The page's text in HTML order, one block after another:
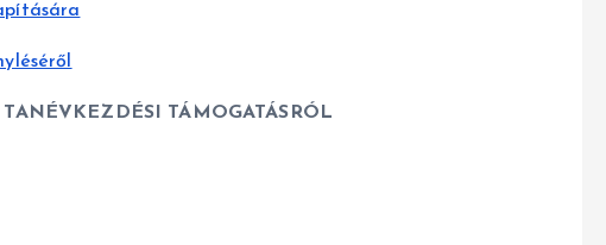
TANÉVKEZDÉSI TÁMOGATÁSRÓL